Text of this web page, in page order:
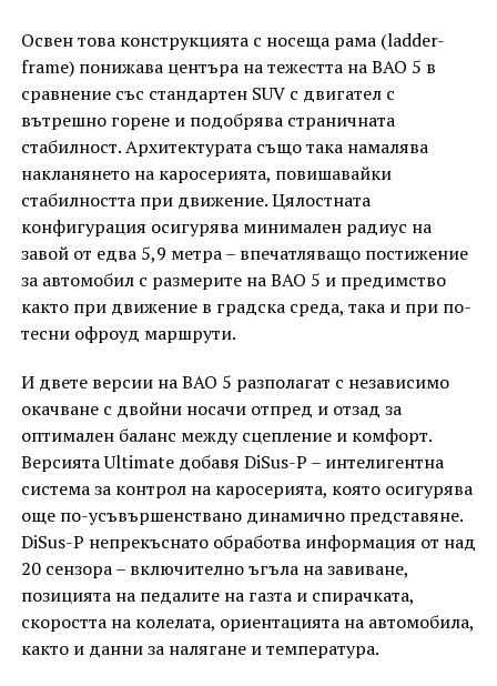
Освен това конструкцията с носеща рама (ladder-
frame) понижава центъра на тежестта на BAO 5 в
сравнение със стандартен SUV с двигател с
вътрешно горене и подобрява страничната
стабилност. Архитектурата също така намалява
накланянето на каросерията, повишавайки
стабилността при движение. Цялостната
конфигурация осигурява минимален радиус на
завой от едва 5,9 метра – впечатляващо постижение
за автомобил с размерите на BAO 5 и предимство
както при движение в градска среда, така и при по-
тесни офроуд маршрути.
И двете версии на BAO 5 разполагат с независимо
окачване с двойни носачи отпред и отзад за
оптимален баланс между сцепление и комфорт.
Версията Ultimate добавя DiSus-P – интелигентна
система за контрол на каросерията, която осигурява
още по-усъвършенствано динамично представяне.
DiSus-P непрекъснато обработва информация от над
20 сензора – включително ъгъла на завиване,
позицията на педалите на газта и спирачката,
скоростта на колелата, ориентацията на автомобила,
както и данни за налягане и температура.